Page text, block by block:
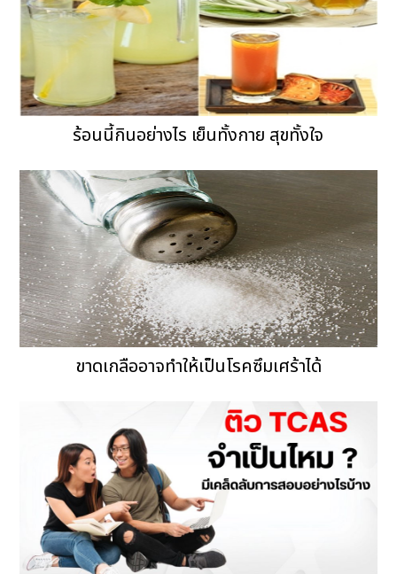
ร้อนนี้กินอย่างไร เย็นทั้งกาย สุขทั้งใจ
ขาดเกลืออาจทำให้เป็นโรคซึมเศร้าได้